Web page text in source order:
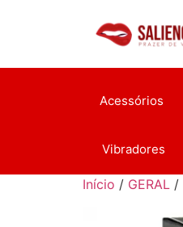
Acessórios
Vibradores
Início / GERAL /